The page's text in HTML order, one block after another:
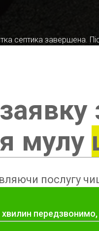
септика завершена.
мулу
послугу
хвилин